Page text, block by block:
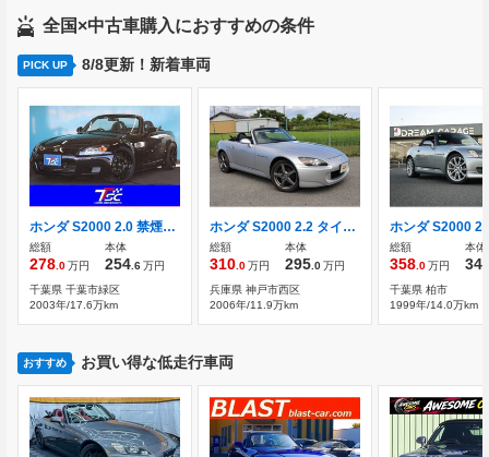
全国×中古車購入におすすめの条件
PICK UP 8/8更新！新着車両
ホンダ S2000 2.0 禁煙車/ビルシュタイン製車高調
総額
278 .0万円
本体
254 .6万円
千葉県 千葉市緑区
2003年/17.6万km
ホンダ S2000 2.2 タイプV
総額
310 .0万円
本体
295 .0万円
兵庫県 神戸市西区
2006年/11.9万km
総額
358 .0万円
本体
千葉県 柏市
1999年/14.0万km
おすすめ お買い得な低走行車両